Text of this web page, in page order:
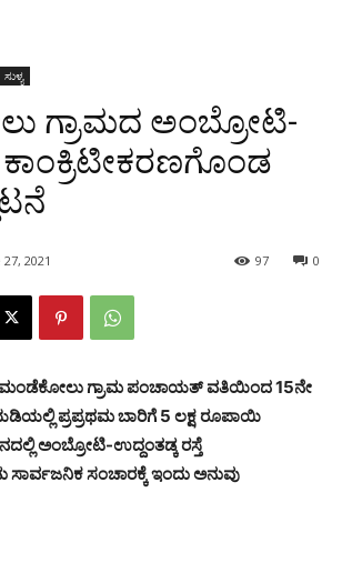
ಸುಳ್ಯ
ಗ್ರಾಮದ ಅಂಬ್ರೋಟಿ-
27, 2021 0
97
ಮಂಡೆಕೋಲು ಗ್ರಾಮ ಪಂಚಾಯತ್ ವತಿಯಿಂದ 15ನೇ
ಪ್ರಪ್ರಥಮ ಬಾರಿಗೆ 5 ಲಕ್ಷ ರೂಪಾಯಿ
ಅಂಬ್ರೋಟಿ-ಉದ್ದಂತಡ್ಕ ರಸ್ತೆ
ಸಾರ್ವಜನಿಕ ಸಂಚಾರಕ್ಕೆ ಇಂದು ಅನುವು